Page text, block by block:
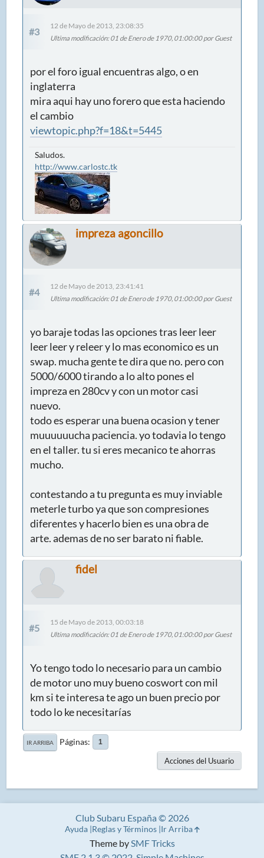
#3
12 de Mayo de 2013, 23:08:35
Ultima modificación: 01 de Enero de 1970, 01:00:00 por Guest
por el foro igual encuentras algo, o en
inglaterra
mira aqui hay uno forero que esta haciendo
el cambio
viewtopic.php?f=18&t=5445
Saludos.
http://www.carlostc.tk
impreza agoncillo
#4
12 de Mayo de 2013, 23:41:41
Ultima modificación: 01 de Enero de 1970, 01:00:00 por Guest
yo baraje todas las opciones tras leer leer
leer leer y releer y lo mas economico es un
swap. mucha gente te dira que no. pero con
5000/6000 tirando a lo alto pones el
impreza en 280cv y con un motor casi
nuevo.
todo es esperar una buena ocasion y tener
muuuuuucha paciencia. yo todavia lo tengo
en el taller. tu si eres mecanico te ahorras
mucho.
contestando a tu pregunta es muy inviable
meterle turbo ya que son compresiones
diferentes y hacerlo bien es una obra de
arte. ademas de no ser barato ni fiable.
fidel
#5
15 de Mayo de 2013, 00:03:18
Ultima modificación: 01 de Enero de 1970, 01:00:00 por Guest
Yo tengo todo lo necesario para un cambio
de motor uno muy bueno coswort con mil
km si te interesa te ago un buen precio por
todo lo ke necesitarías
IR ARRIBA Páginas 1
Acciones del Usuario
Theme bySMF Tricks
Club Subaru España © 2026
Ayuda Reglas y Términos Ir Arriba